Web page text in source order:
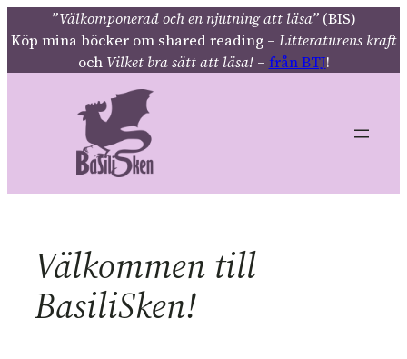
Hoppa
till
innehåll
”Välkomponerad och en njutning att läsa” (BIS)
Köp mina böcker om shared reading – Litteraturens kraft
och Vilket bra sätt att läsa!– från BTJ!
Välkommen till
BasiliSken!